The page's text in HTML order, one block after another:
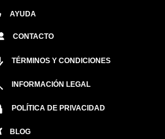
AYUDA
CONTACTO
TÉRMINOS Y CONDICIONES
INFORMACIÓN LEGAL
POLÍTICA DE PRIVACIDAD
BLOG